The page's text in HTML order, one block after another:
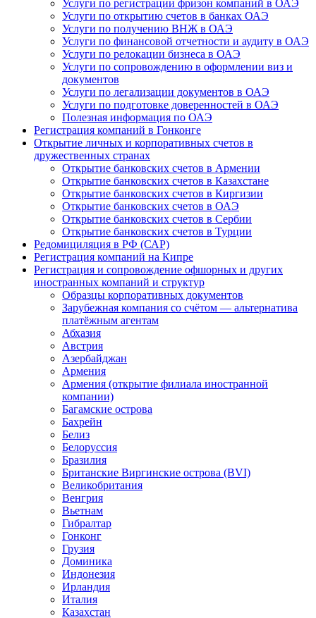
Услуги по регистрации фризон компаний в ОАЭ
Услуги по открытию счетов в банках ОАЭ
Услуги по получению ВНЖ в ОАЭ
Услуги по финансовой отчетности и аудиту в ОАЭ
Услуги по релокации бизнеса в ОАЭ
Услуги по сопровождению в оформлении виз и
документов
Услуги по легализации документов в ОАЭ
Услуги по подготовке доверенностей в ОАЭ
Полезная информация по ОАЭ
Регистрация компаний в Гонконге
Открытие личных и корпоративных счетов в
дружественных странах
Открытие банковских счетов в Армении
Открытие банковских счетов в Казахстане
Открытие банковских счетов в Киргизии
Открытие банковских счетов в ОАЭ
Открытие банковских счетов в Сербии
Открытие банковских счетов в Турции
Редомициляция в РФ (САР)
Регистрация компаний на Кипре
Регистрация и сопровождение офшорных и других
иностранных компаний и структур
Образцы корпоративных документов
Зарубежная компания со счётом — альтернатива
платёжным агентам
Абхазия
Австрия
Азербайджан
Армения
Армения (открытие филиала иностранной
компании)
Багамские острова
Бахрейн
Белиз
Белоруссия
Бразилия
Британские Виргинские острова (BVI)
Великобритания
Венгрия
Вьетнам
Гибралтар
Гонконг
Грузия
Доминика
Индонезия
Ирландия
Италия
Казахстан